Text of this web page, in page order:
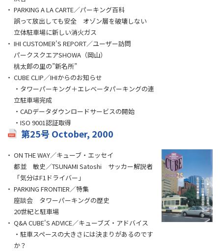
PARKING A LA CARTE／パーキング百科
誤って放出しても安全 オゾン層を破壊しない
立体駐車場に新しい消火ガス
IHI CUSTOMER'S REPORT／ユーザー訪問
パークスクエアSHOWA（岡山）
桃太郎の里の”新名所”
CUBE CLIP／IHIからのお知らせ
・タワーパーキング＋エレベータパーキングの連
立駐車場完成
・CADデータダウンロードサービスの開始
・ISO 9001認証取得
第25号 October, 2000
ON THE WAY／キューブ・エッセイ
都並 敏史／TSUNAMI Satoshi サッカー解説者
「気分はF1ドライバー」
PARKING FRONTIER／特集
座談会 タワーパーキングの歴史
20世紀と駐車場
Q&A CUBE'S ADVICE／キューブズ・アドバイス
・駐車スペースの大きさには決まりがあるのです
か？